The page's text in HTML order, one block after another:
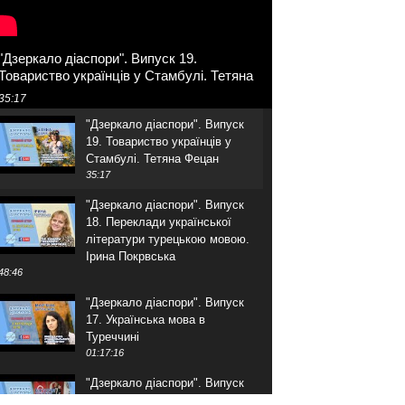
діаспори". Випуск 19.
українців у Стамбулі. Тетяна
Фецан
"Дзеркало діаспори". Випуск
19. Товариство українців у
Стамбулі. Тетяна Фецан
35:17
"Дзеркало діаспори". Випуск
18. Переклади української
літератури турецькою мовою.
Ірина Покрвська
"Дзеркало діаспори". Випуск
17. Українська мова в
Туреччині
01:17:16
"Дзеркало діаспори". Випуск